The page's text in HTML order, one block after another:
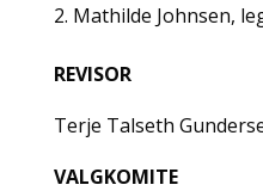
Mathilde Johnsen,
REVISOR
Terje Talseth
VALGKOMITE